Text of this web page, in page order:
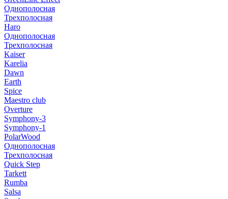
Однополосная
Трехполосная
Haro
Однополосная
Трехполосная
Kaiser
Karelia
Dawn
Earth
Spice
Maestro club
Overture
Symphony-3
Symphony-1
PolarWood
Однополосная
Трехполосная
Quick Step
Tarkett
Rumba
Salsa